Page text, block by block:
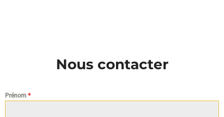
Nous contacter
Prénom *